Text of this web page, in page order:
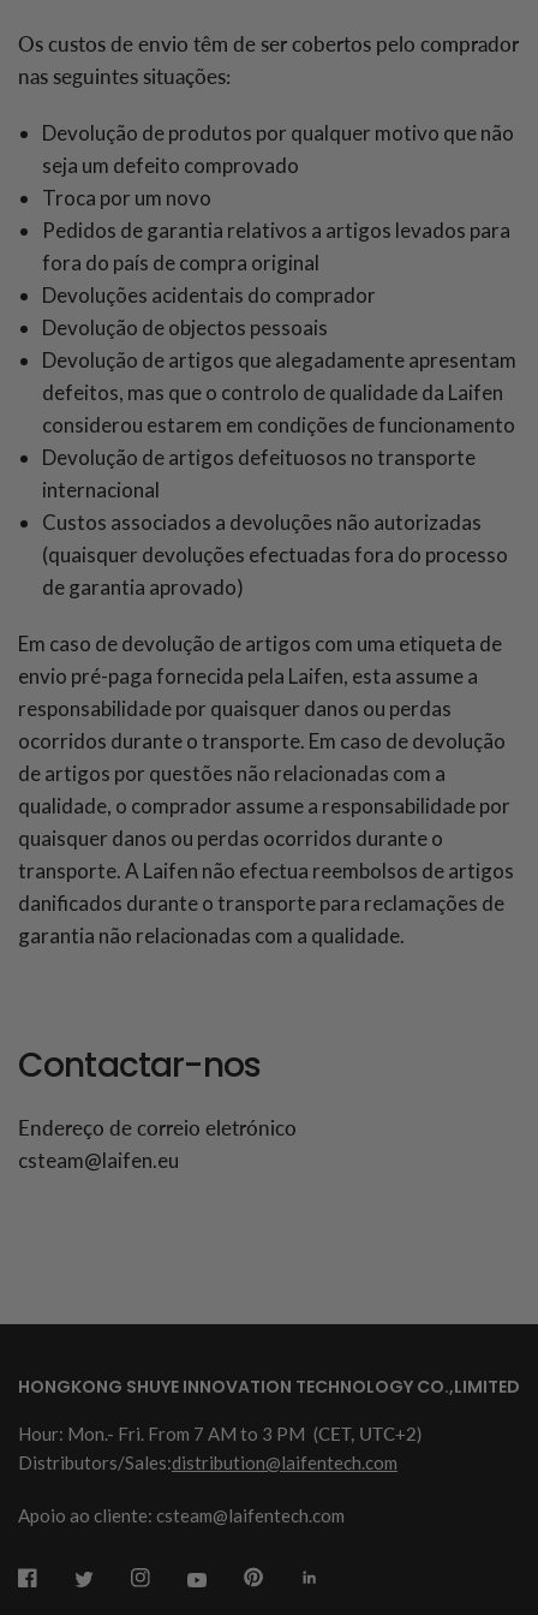
Os custos de envio têm de ser cobertos pelo comprador
nas seguintes situações:
Devolução de produtos por qualquer motivo que não
seja um defeito comprovado
Troca por um novo
Pedidos de garantia relativos a artigos levados para
fora do país de compra original
Devoluções acidentais do comprador
Devolução de objectos pessoais
Devolução de artigos que alegadamente apresentam
defeitos, mas que o controlo de qualidade da Laifen
considerou estarem em condições de funcionamento
Devolução de artigos defeituosos no transporte
internacional
Custos associados a devoluções não autorizadas
(quaisquer devoluções efectuadas fora do processo
de garantia aprovado)
Em caso de devolução de artigos com uma etiqueta de
envio pré-paga fornecida pela Laifen, esta assume a
responsabilidade por quaisquer danos ou perdas
ocorridos durante o transporte. Em caso de devolução
de artigos por questões não relacionadas com a
qualidade, o comprador assume a responsabilidade por
quaisquer danos ou perdas ocorridos durante o
transporte. A Laifen não efectua reembolsos de artigos
danificados durante o transporte para reclamações de
garantia não relacionadas com a qualidade.
Contactar-nos
Endereço de correio eletrónico
csteam@laifen.eu
HONGKONG SHUYE INNOVATION TECHNOLOGY CO.,LIMITED
Hour: Mon.- Fri. From 7 AM to 3 PM (CET, UTC+2)
Distributors/Sales:distribution@laifentech.com
Apoio ao cliente: csteam@laifentech.com